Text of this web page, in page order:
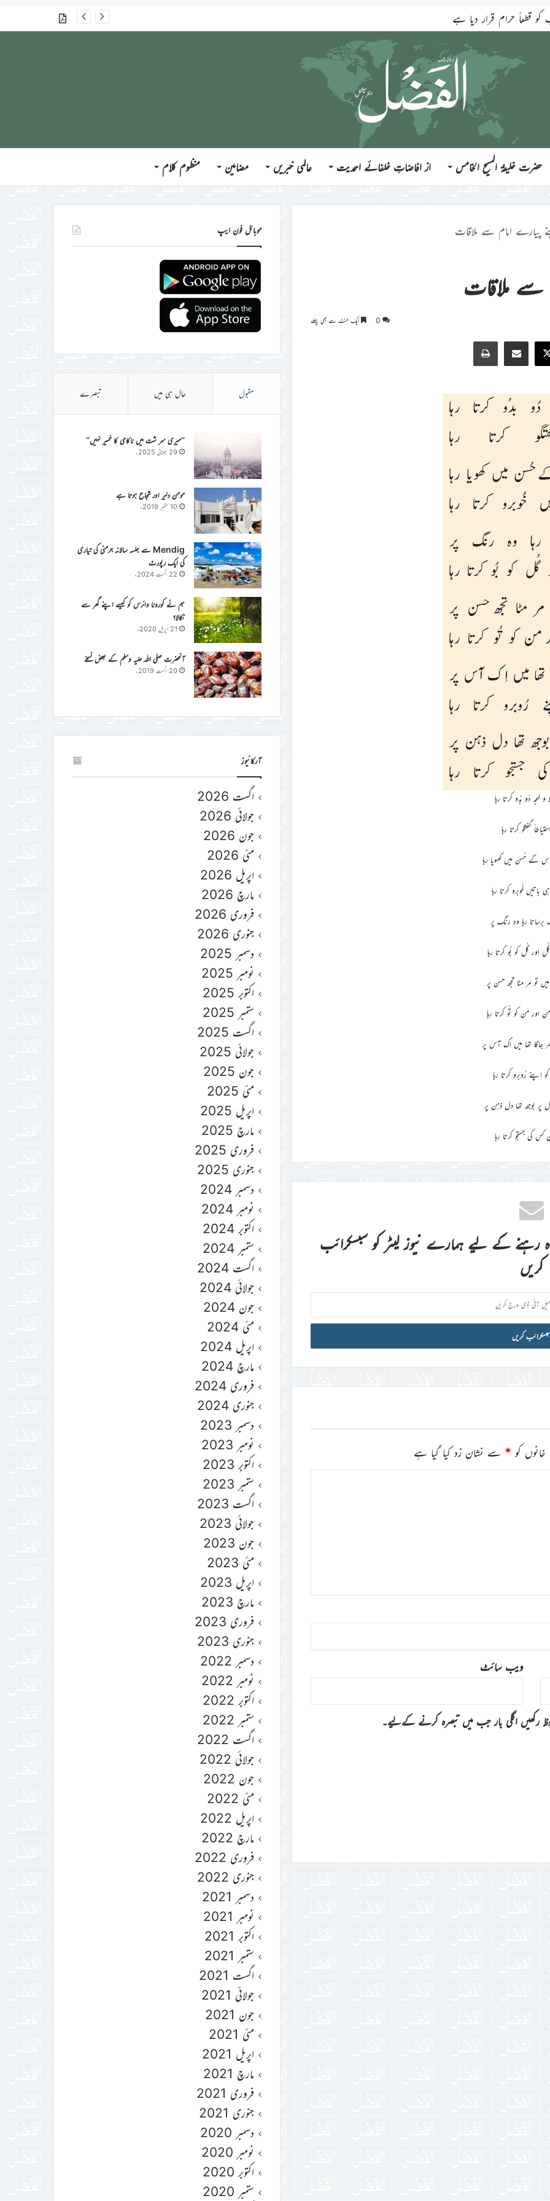
حرام قرار دیا ہے گذشتہ شمارے
حضرت خلیفۃ المسیح الخامس از افاضاتِ خلفائے احمدیت عالمی خبریں مضامین منظوم کلام
پیارے امام سے ملاقات
سے ملاقات
0 ایک منٹ سے بھی پہلے
X
Share via Email
Print
و لہجہ دُو بدُو کرتا رہا
احتیاطاً گفتگو کرتا رہا
کے حُسن میں کھویا رہا
باتیں خُوبرو کرتا رہا
رہا وہ رنگ پر
اور گُل کو بُو کرتا رہا
تو مر مٹا تجھ حسن پر
اور من کو تُو کرتا رہا
جاگا تھا میں اِک آس پر
اپنے رُوبرو کرتا رہا
پر بوجھ تھا دل ذہن پر
کس کی جستجو کرتا رہا
رہنے کے لیے ہمارے نیوز لیٹر کو سبسکرائب
کریں
کو * سے نشان زد کیا گیا ہے
ویب‌ سائٹ
رکھیں اگلی بار جب میں تبصرہ کرنے کےلیے۔
موبائل فون ایپ
مقبول حال ہی میں تبصرے
’’میری سر شت میں ناکامی کا خمیر نہیں‘‘
29 جولائی 2025ء
مومن دلیر اور شجاع ہوتا ہے
10 ستمبر 2019ء
Mendig سے جلسہ سالانہ جرمنی کی تیاری
کی ایک رپورٹ
22 اگست 2024ء
ہم نے کورونا وائرس کو کیسے اپنے گھر سے
نکالا؟
21 اپریل 2020ء
آنحضرت صلی اللہ علیہ وسلم کے بعض نسخے
20 اگست 2019ء
آرکائیوز
اگست 2026
جولائی 2026
جون 2026
مئی 2026
اپریل 2026
مارچ 2026
فروری 2026
جنوری 2026
دسمبر 2025
نومبر 2025
اکتوبر 2025
ستمبر 2025
اگست 2025
جولائی 2025
جون 2025
مئی 2025
اپریل 2025
مارچ 2025
فروری 2025
جنوری 2025
دسمبر 2024
نومبر 2024
اکتوبر 2024
ستمبر 2024
اگست 2024
جولائی 2024
جون 2024
مئی 2024
اپریل 2024
مارچ 2024
فروری 2024
جنوری 2024
دسمبر 2023
نومبر 2023
اکتوبر 2023
ستمبر 2023
اگست 2023
جولائی 2023
جون 2023
مئی 2023
اپریل 2023
مارچ 2023
فروری 2023
جنوری 2023
دسمبر 2022
نومبر 2022
اکتوبر 2022
ستمبر 2022
اگست 2022
جولائی 2022
جون 2022
مئی 2022
اپریل 2022
مارچ 2022
فروری 2022
جنوری 2022
دسمبر 2021
نومبر 2021
اکتوبر 2021
ستمبر 2021
اگست 2021
جولائی 2021
جون 2021
مئی 2021
اپریل 2021
مارچ 2021
فروری 2021
جنوری 2021
دسمبر 2020
نومبر 2020
اکتوبر 2020
ستمبر 2020